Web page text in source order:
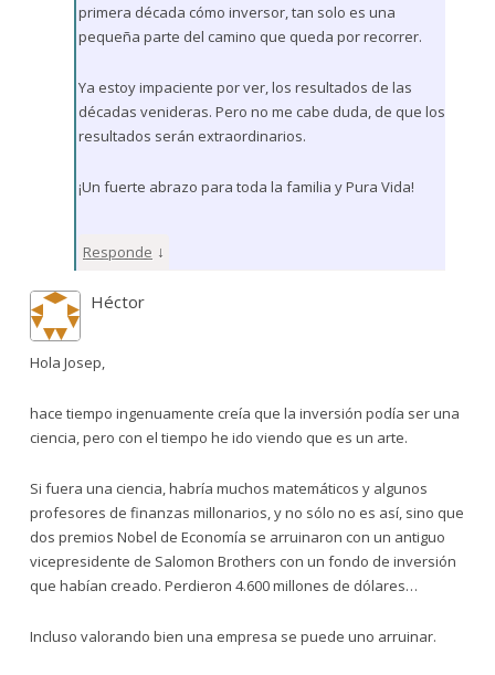
primera década cómo inversor, tan solo es una
pequeña parte del camino que queda por recorrer.
Ya estoy impaciente por ver, los resultados de las
décadas venideras. Pero no me cabe duda, de que los
resultados serán extraordinarios.
¡Un fuerte abrazo para toda la familia y Pura Vida!
Responde ↓
Héctor
Hola Josep,
hace tiempo ingenuamente creía que la inversión podía ser una
ciencia, pero con el tiempo he ido viendo que es un arte.
Si fuera una ciencia, habría muchos matemáticos y algunos
profesores de finanzas millonarios, y no sólo no es así, sino que
dos premios Nobel de Economía se arruinaron con un antiguo
vicepresidente de Salomon Brothers con un fondo de inversión
que habían creado. Perdieron 4.600 millones de dólares…
Incluso valorando bien una empresa se puede uno arruinar.